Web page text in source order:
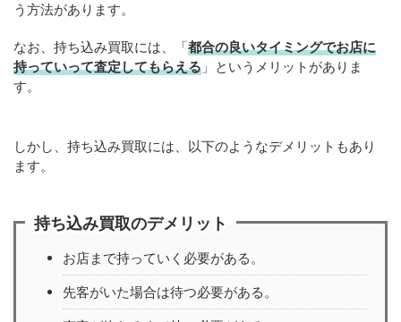
う方法があります。
なお、持ち込み買取には、「都合の良いタイミングでお店に
持っていって査定してもらえる 」というメリットがありま
す。
しかし、持ち込み買取には、以下のようなデメリットもあり
ます。
持ち込み買取のデメリット
お店まで持っていく必要がある。
先客がいた場合は待つ必要がある。